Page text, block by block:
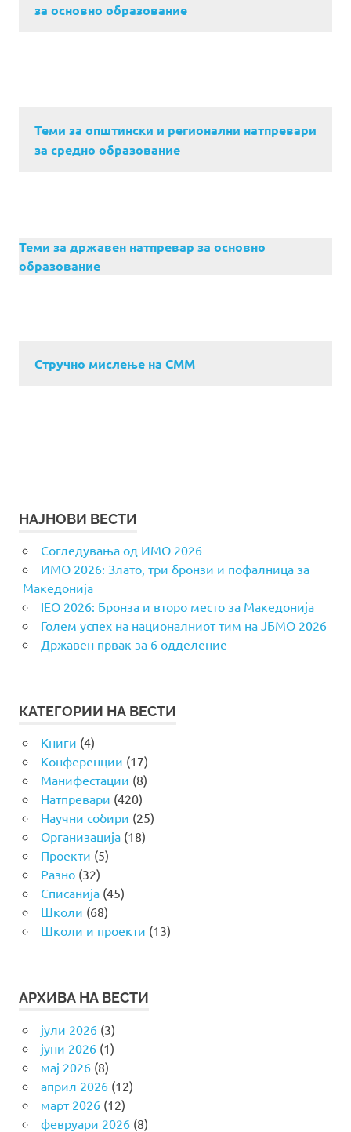
за основно образование
Теми за општински и регионални натпревари
за средно образование
Теми за државен натпревар за основно
образование
Стручно мислење на СММ
НАЈНОВИ ВЕСТИ
Согледувања од ИМО 2026
ИМО 2026: Злато, три бронзи и пофалница за
Македонија
IEO 2026: Бронза и второ место за Македонија
Голем успех на националниот тим на ЈБМО 2026
Државен првак за 6 одделение
КАТЕГОРИИ НА ВЕСТИ
Книги (4)
Конференции (17)
Манифестации (8)
Натпревари (420)
Научни собири (25)
Организација(18)
Проекти (5)
Разно(32)
Списанија(45)
Школи (68)
Школи и проекти (13)
АРХИВА НА ВЕСТИ
јули 2026(3)
јуни 2026(1)
мај 2026(8)
април 2026(12)
март 2026(12)
февруари 2026(8)